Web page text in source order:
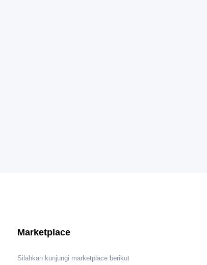
Marketplace
Silahkan kunjungi marketplace berikut